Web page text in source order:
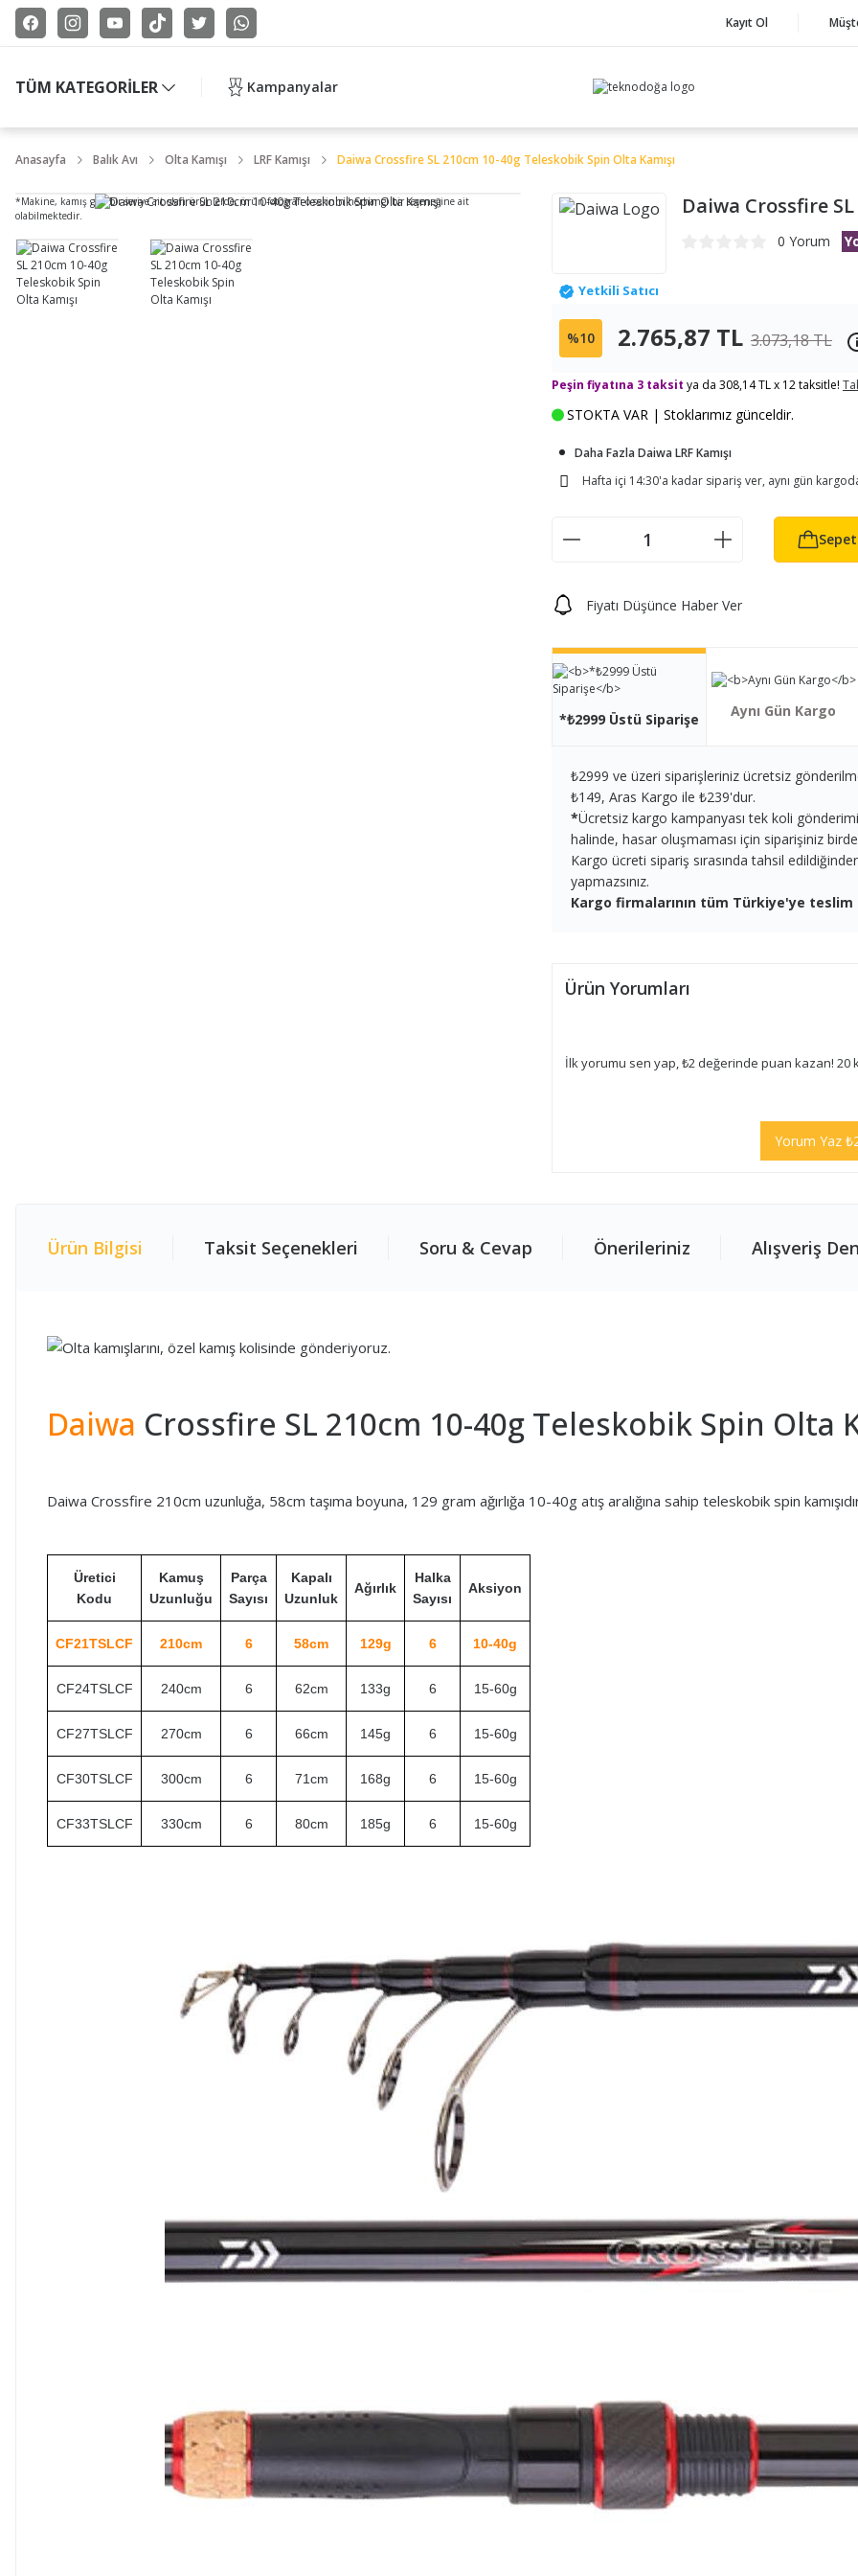
Kayıt Ol
TÜM KATEGORİLER Kampanyalar
Anasayfa Balık Avı Olta Kamışı LRF Kamışı Daiwa Crossfire SL 210cm 10-40g Teleskobik Spin Olta Kamışı
*Makine, kamış gibi bir seriye ait olan ürünlerde, ürün fotoğrafı o serinin herhangi bir seçeneğine ait
olabilmektedir.
Yetkili Satıcı
Daiwa Crossfire
0 Yorum
%10 2.765,87 TL 3.073,18 TL
Peşin fiyatına 3 taksit ya da 308,14 TL x 12 taksitle!
STOKTA VAR | Stoklarımız günceldir.
Daha Fazla Daiwa LRF Kamışı
Hafta içi 14:30'a kadar sipariş ver, aynı gün
Fiyatı Düşünce Haber Ver
*₺2999 Üstü Siparişe Aynı Gün Kargo
₺2999 ve üzeri siparişleriniz ücretsiz
₺149, Aras Kargo ile ₺239'dur.
*Ücretsiz kargo kampanyası tek koli
halinde, hasar oluşmaması için siparişiniz
Kargo ücreti sipariş sırasında tahsil
yapmazsınız.
Kargo firmalarının tüm Türkiye'ye
Ürün Yorumları
İlk yorumu sen yap, ₺2 değerinde puan kazan!
Yorum Yaz
Ürün Bilgisi Taksit Seçenekleri Soru & Cevap Önerileriniz Alışveriş
Daiwa Crossfire SL 210cm 10-40g Teleskobik Spin Olta
Daiwa Crossfire 210cm uzunluğa, 58cm taşıma boyuna, 129 gram ağırlığa 10-40g atış aralığına sahip teleskobik spin
Üretici
Kodu
Kamuş
Uzunluğu
Parça
Sayısı
Kapalı
Uzunluk
Ağırlık
Halka
Sayısı
Aksiyon
CF21TSLCF 210cm 6 58cm 129g 6 10-40g
CF24TSLCF 240cm 6 62cm 133g 6 15-60g
CF27TSLCF 270cm 6 66cm 145g 6 15-60g
CF30TSLCF 300cm 6 71cm 168g 6 15-60g
CF33TSLCF 330cm 6 80cm 185g 6 15-60g